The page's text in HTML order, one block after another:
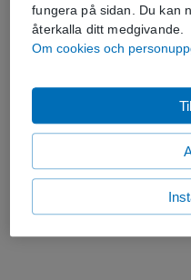
fungera på sidan. Du kan
återkalla ditt medgivande.
Om cookies och